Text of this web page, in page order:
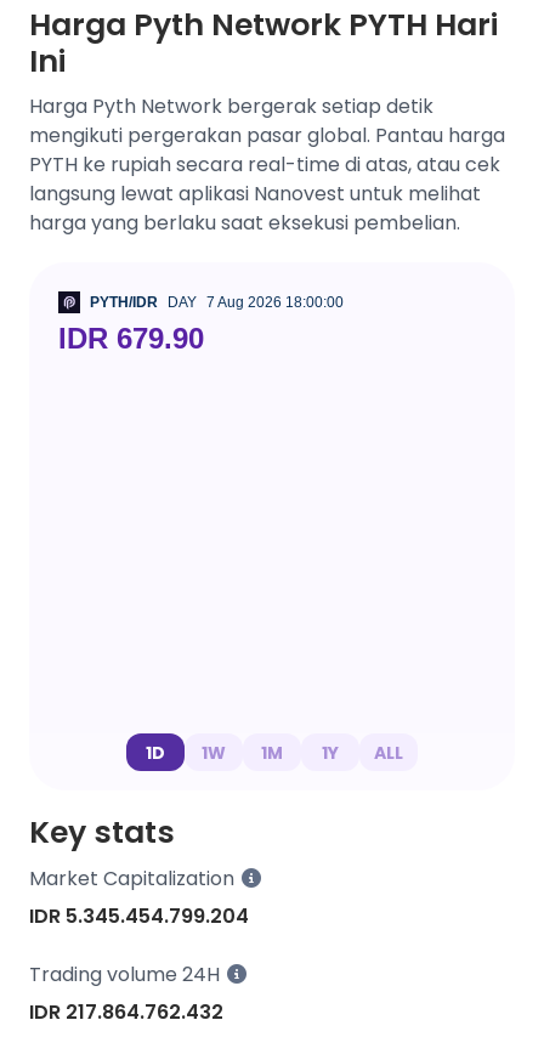
Harga Pyth Network PYTH Hari
Ini
Harga Pyth Network bergerak setiap detik
mengikuti pergerakan pasar global. Pantau harga
PYTH ke rupiah secara real-time di atas, atau cek
langsung lewat aplikasi Nanovest untuk melihat
harga yang berlaku saat eksekusi pembelian.
PYTH/IDR DAY 7 Aug 2026 18:00:00
IDR 679.90
1D 1W 1M 1Y ALL
Key stats
Market Capitalization
IDR 5.345.454.799.204
Trading volume 24H
IDR 217.864.762.432